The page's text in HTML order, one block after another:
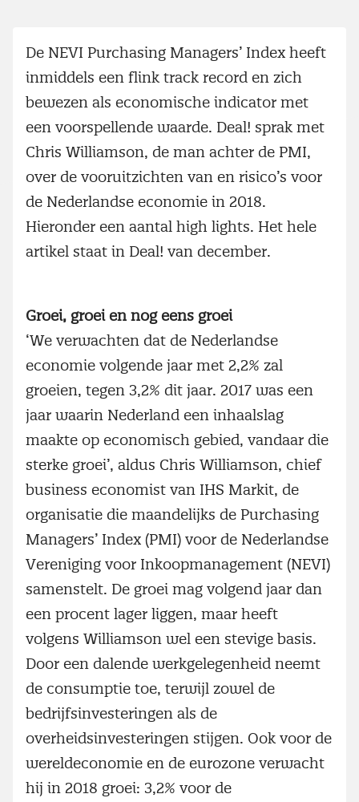
De NEVI Purchasing Managers’ Index heeft
inmiddels een flink track record en zich
bewezen als economische indicator met
een voorspellende waarde. Deal! sprak met
Chris Williamson, de man achter de PMI,
over de vooruitzichten van en risico’s voor
de Nederlandse economie in 2018.
Hieronder een aantal high lights. Het hele
artikel staat in Deal! van december.
Groei, groei en nog eens groei
‘We verwachten dat de Nederlandse
economie volgende jaar met 2,2% zal
groeien, tegen 3,2% dit jaar. 2017 was een
jaar waarin Nederland een inhaalslag
maakte op economisch gebied, vandaar die
sterke groei’, aldus Chris Williamson, chief
business economist van IHS Markit, de
organisatie die maandelijks de Purchasing
Managers’ Index (PMI) voor de Nederlandse
Vereniging voor Inkoopmanagement (NEVI)
samenstelt. De groei mag volgend jaar dan
een procent lager liggen, maar heeft
volgens Williamson wel een stevige basis.
Door een dalende werkgelegenheid neemt
de consumptie toe, terwijl zowel de
bedrijfsinvesteringen als de
overheidsinvesteringen stijgen. Ook voor de
wereldeconomie en de eurozone verwacht
hij in 2018 groei: 3,2% voor de